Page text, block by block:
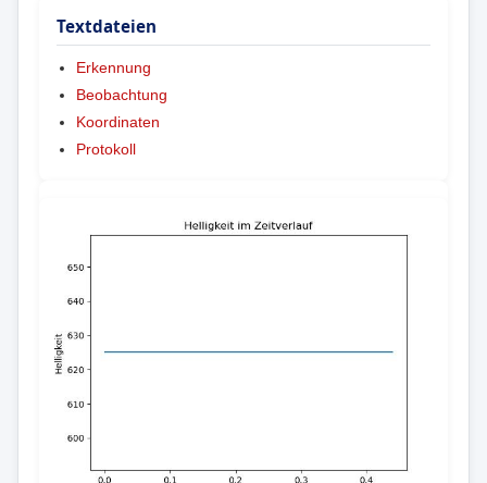
Textdateien
Erkennung
Beobachtung
Koordinaten
Protokoll